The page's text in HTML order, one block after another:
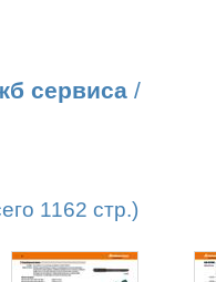
сервиса /
1162 стр.)